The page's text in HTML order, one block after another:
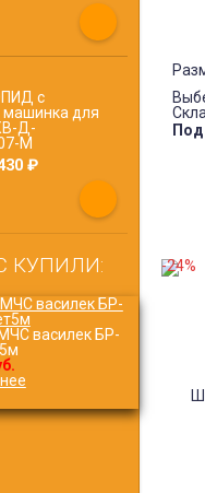
с
для
Д-
М
₽
КУПИЛИ:
василек БР-
Под
-24%